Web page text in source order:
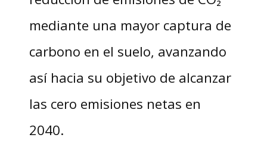
mediante una mayor captura de
carbono en el suelo, avanzando
así hacia su objetivo de alcanzar
las cero emisiones netas en
2040.